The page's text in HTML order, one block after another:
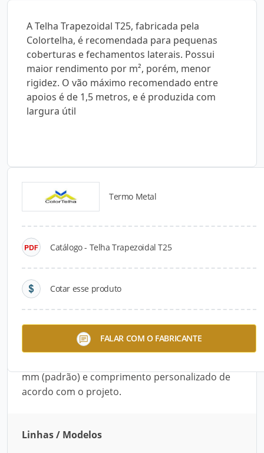
A Telha Trapezoidal T25, fabricada pela
Colortelha, é recomendada para pequenas
coberturas e fechamentos laterais. Possui
maior rendimento por m², porém, menor
rigidez. O vão máximo recomendado entre
apoios é de 1,5 metros, e é produzida com
largura útil
Termo Metal
Catálogo - Telha Trapezoidal T25
Cotar esse produto
FALAR COM O FABRICANTE
Detalhes do produto
A Telha Trapezoidal T25, fabricada pela
rendimento por m², porém, menor rigidez. O vão
máximo recomendado entre apoios é de 1,5
mm (padrão) e comprimento personalizado de
acordo com o projeto.
Linhas / Modelos